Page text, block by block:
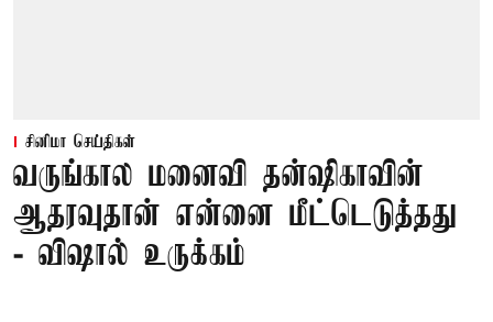
சினிமா செய்திகள்
வருங்கால மனைவி தன்ஷிகாவின்
ஆதரவுதான் என்னை மீட்டெடுத்தது
- விஷால் உருக்கம்